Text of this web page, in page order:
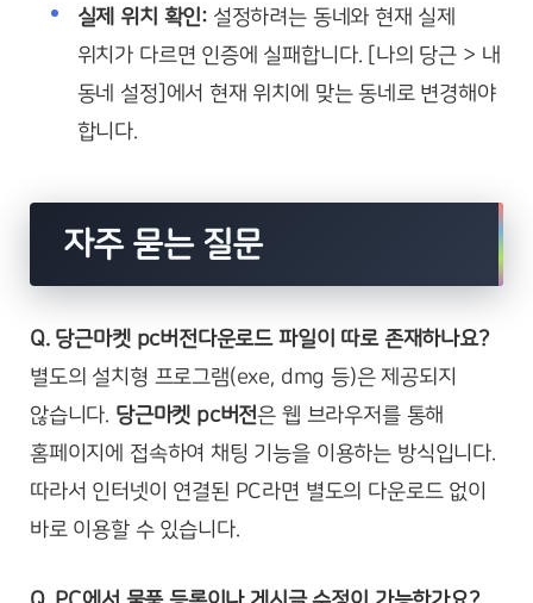
실제 위치 확인:설정하려는 동네와 현재 실제
위치가 다르면 인증에 실패합니다. [나의 당근 > 내
동네 설정]에서 현재 위치에 맞는 동네로 변경해야
합니다.
자주 묻는 질문
Q. 당근마켓 pc버전다운로드 파일이 따로 존재하나요?
별도의 설치형 프로그램(exe, dmg 등)은 제공되지
않습니다. 당근마켓 pc버전은 웹 브라우저를 통해
홈페이지에 접속하여 채팅 기능을 이용하는 방식입니다.
따라서 인터넷이 연결된 PC라면 별도의 다운로드 없이
바로 이용할 수 있습니다.